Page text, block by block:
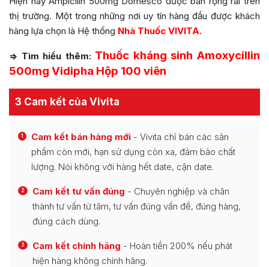
thị trường. Một trong những nơi uy tín hàng đầu được khách
hàng lựa chọn là Hệ thống Nhà Thuốc VIVITA.
=> Tìm hiểu thêm: Thuốc kháng sinh Amoxycillin
500mg Vidipha Hộp 100 viên
3 Cam kết của Vivita
1 Cam kết bán hàng mới - Vivita chỉ bán các sản
phẩm còn mới, hạn sử dụng còn xa, đảm bảo chất
lượng. Nói không với hàng hết date, cận date.
2 Cam kết tư vấn đúng - Chuyên nghiệp và chân
thành tư vấn từ tâm, tư vấn đúng vấn đề, đúng hàng,
đúng cách dùng.
3 Cam kết chính hãng - Hoàn tiền 200% nếu phát
hiện hàng không chính hãng.